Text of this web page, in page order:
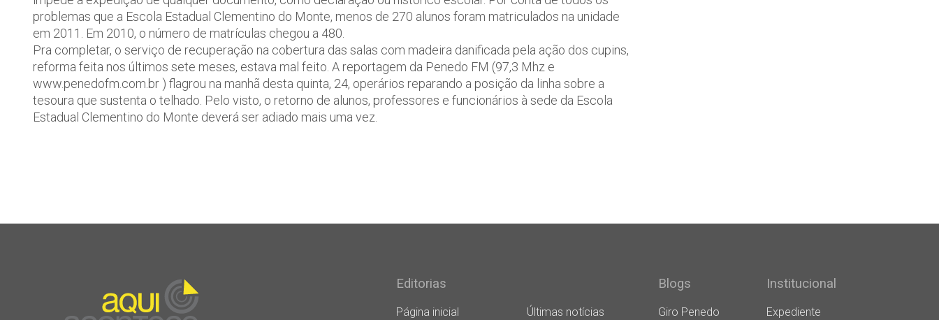
problemas que a Escola Estadual Clementino do Monte, menos de 270 alunos foram matriculados na unidade
em 2011. Em 2010, o número de matrículas chegou a 480.
Pra completar, o serviço de recuperação na cobertura das salas com madeira danificada pela ação dos cupins,
reforma feita nos últimos sete meses, estava mal feito. A reportagem da Penedo FM (97,3 Mhz e
www.penedofm.com.br ) flagrou na manhã desta quinta, 24, operários reparando a posição da linha sobre a
tesoura que sustenta o telhado. Pelo visto, o retorno de alunos, professores e funcionários à sede da Escola
Estadual Clementino do Monte deverá ser adiado mais uma vez.
Editorias
Página inicial Últimas notícias
Blogs
Giro Penedo
Institucional
Expediente